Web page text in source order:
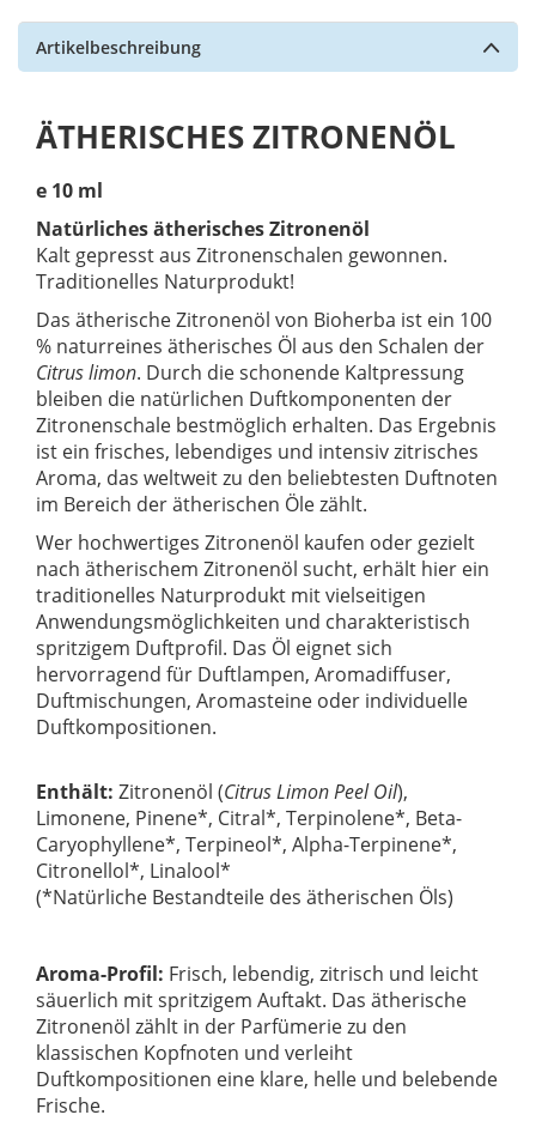
Artikelbeschreibung
ÄTHERISCHES ZITRONENÖL
e 10 ml
Natürliches ätherisches Zitronenöl
Kalt gepresst aus Zitronenschalen gewonnen.
Traditionelles Naturprodukt!
Das ätherische Zitronenöl von Bioherba ist ein 100
% naturreines ätherisches Öl aus den Schalen der
Citrus limon. Durch die schonende Kaltpressung
bleiben die natürlichen Duftkomponenten der
Zitronenschale bestmöglich erhalten. Das Ergebnis
ist ein frisches, lebendiges und intensiv zitrisches
Aroma, das weltweit zu den beliebtesten Duftnoten
im Bereich der ätherischen Öle zählt.
Wer hochwertiges Zitronenöl kaufen oder gezielt
nach ätherischem Zitronenöl sucht, erhält hier ein
traditionelles Naturprodukt mit vielseitigen
Anwendungsmöglichkeiten und charakteristisch
spritzigem Duftprofil. Das Öl eignet sich
hervorragend für Duftlampen, Aromadiffuser,
Duftmischungen, Aromasteine oder individuelle
Duftkompositionen.
Enthält: Zitronenöl (Citrus Limon Peel Oil),
Limonene, Pinene*, Citral*, Terpinolene*, Beta-
Caryophyllene*, Terpineol*, Alpha-Terpinene*,
Citronellol*, Linalool*
(*Natürliche Bestandteile des ätherischen Öls)
Aroma-Profil: Frisch, lebendig, zitrisch und leicht
säuerlich mit spritzigem Auftakt. Das ätherische
Zitronenöl zählt in der Parfümerie zu den
klassischen Kopfnoten und verleiht
Duftkompositionen eine klare, helle und belebende
Frische.